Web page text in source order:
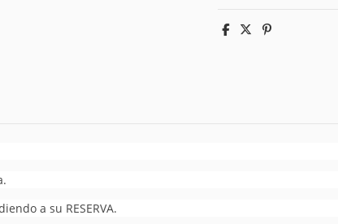
a su RESERVA.